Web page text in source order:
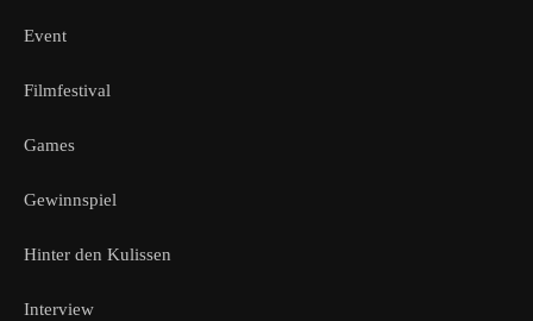
Event
Filmfestival
Games
Gewinnspiel
Hinter den Kulissen
Interview